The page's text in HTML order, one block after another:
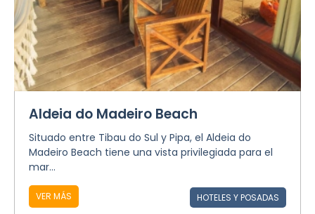
Aldeia do Madeiro Beach
Situado entre Tibau do Sul y Pipa, el Aldeia do
Madeiro Beach tiene una vista privilegiada para el
mar...
VER MÁS HOTELES Y POSADAS